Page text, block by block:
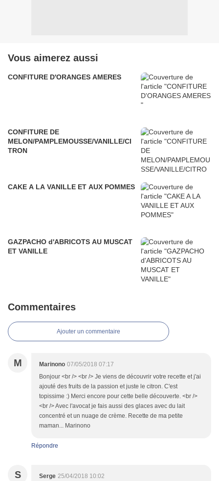
Vous aimerez aussi
CONFITURE D'ORANGES AMERES
CONFITURE DE
MELON/PAMPLEMOUSSE/VANILLE/CI
TRON
CAKE A LA VANILLE ET AUX POMMES
GAZPACHO d'ABRICOTS AU MUSCAT
ET VANILLE
Commentaires
Ajouter un commentaire
M Marinono 07/05/2018 07:17
Bonjour <br /> <br /> Je viens de découvrir votre recette et j'ai
ajouté des fruits de la passion et juste le citron. C'est
topissime :) Merci encore pour cette belle découverte. <br />
<br /> Avec l'avocat je fais aussi des glaces avec du lait
concentré et un nuage de crème. Recette de ma petite
maman... Marinono
Répondre
S Serge 25/04/2018 10:02